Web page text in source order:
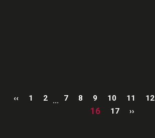
‹‹ 1 2 ... 7 8 9 10 11 12
16 17 ››